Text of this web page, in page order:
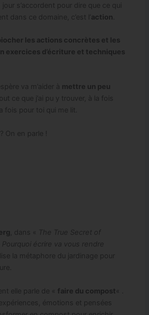
jour s’accordent pour dire que ce qui
dans ce domaine, c’est l’action
les actions concrètes et les
exercices d’écriture et techniques
va m’aider à mettre un peu
ce que j’ai pu y trouver, à la fois
fois pour toi qui me lit.
On en parle !
, dans «
The True Secret of
Pourquoi écrire va vous rendre
la métaphore du jardinage pour
elle parle de « faire du compost « .
émotions et pensées